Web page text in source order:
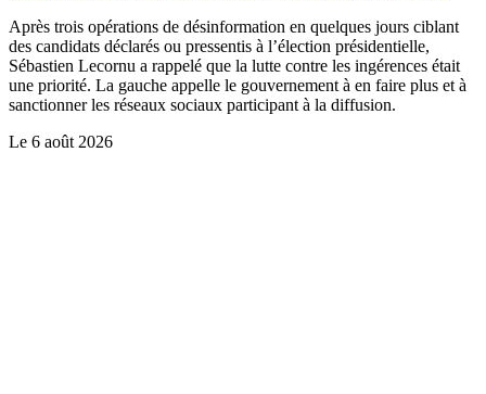
Après trois opérations de désinformation en quelques jours ciblant
des candidats déclarés ou pressentis à l’élection présidentielle,
Sébastien Lecornu a rappelé que la lutte contre les ingérences était
une priorité. La gauche appelle le gouvernement à en faire plus et à
sanctionner les réseaux sociaux participant à la diffusion.
Le 6 août 2026